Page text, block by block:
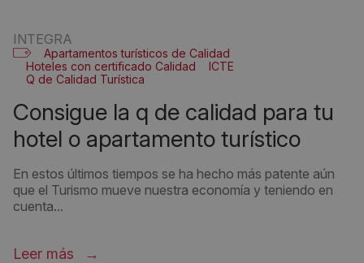
INTEGRA
Apartamentos turísticos de Calidad
Hoteles con certificado Calidad
ICTE
Q de Calidad Turística
consigue la q de calidad para tu
hotel o apartamento turístico
En estos últimos tiempos se ha hecho más patente aún
que el Turismo mueve nuestra economía y teniendo en
cuenta...
Leer más